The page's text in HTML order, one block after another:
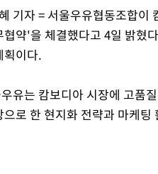
기자 = 서울우유협동조합이
약'을 체결했다고 4일 밝혔
획이다.
유는 캄보디아 시장에 고품
로 한 현지화 전략과 마케